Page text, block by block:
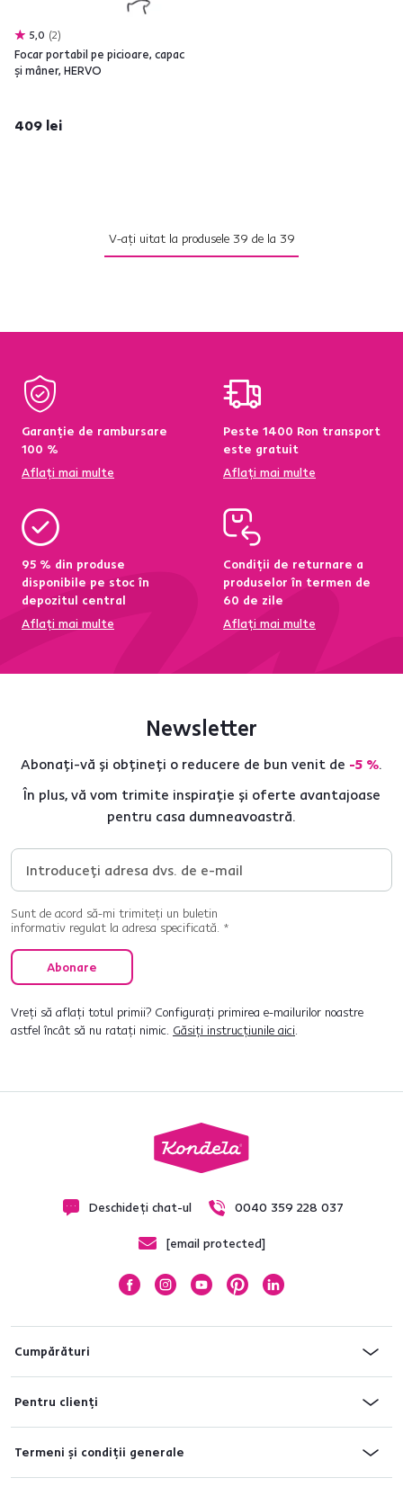
5,0 2
Focar portabil pe picioare, capac
şi mâner, HERVO
409 lei
V-ați uitat la produsele 39 de la 39
Garanție de rambursare
100 %
Aflați mai multe
Peste 1400 Ron transport
este gratuit
Aflați mai multe
95 % din produse
disponibile pe stoc în
depozitul central
Aflați mai multe
Condiții de returnare a
produselor în termen de
60 de zile
Aflați mai multe
Newsletter
Abonați-vă și obțineți o reducere de bun venit de -5 %.
În plus, vă vom trimite inspirație și oferte avantajoase
pentru casa dumneavoastră.
Sunt de acord să-mi trimiteți un buletin
informativ regulat la adresa specificată. *
Abonare
Vreți să aflați totul primii? Configurați primirea e-mailurilor noastre
astfel încât să nu ratați nimic. Găsiți instrucțiunile aici.
Deschideți chat-ul 0040 359 228 037
[email protected]
Cumpărături
Pentru clienți
Termeni și condiții generale